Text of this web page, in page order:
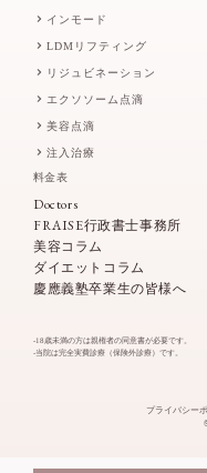
インモード
LDMリフティング
リジュビネーション
エクソソーム点滴
美容点滴
注入治療
料金表
Doctors
FRAISE行政書士事務所
美容コラム
ダイエットコラム
慶應義塾卒業生の皆様へ
-18歳未満の方は親権者の同意書が必要です。
-当院は完全実費診療（保険外診療）です。
プライバシー